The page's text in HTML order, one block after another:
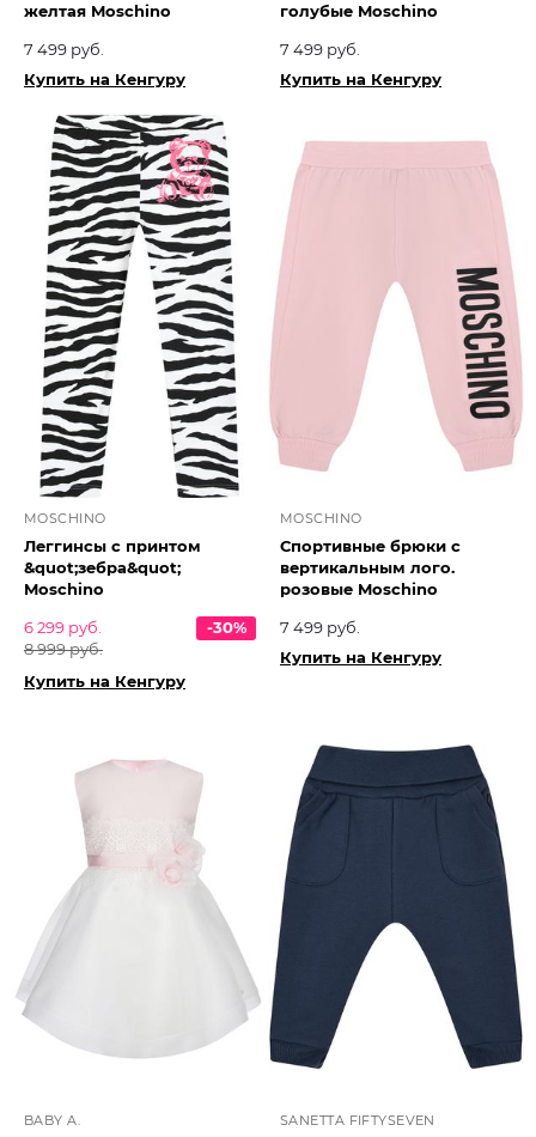
желтая Moschino
7 499 руб.
Купить на Кенгуру
голубые Moschino
7 499 руб.
Купить на Кенгуру
MOSCHINO
Леггинсы с принтом
&quot;зебра&quot;
Moschino
6 299 руб.
8 999 руб.
-30%
Купить на Кенгуру
MOSCHINO
Спортивные брюки с
вертикальным лого.
розовые Moschino
7 499 руб.
Купить на Кенгуру
BABY A. SANETTA FIFTYSEVEN